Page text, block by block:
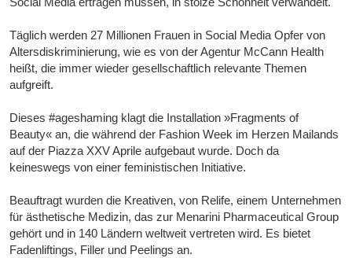
Täglich werden 27 Millionen Frauen in Social Media Opfer von
Altersdiskriminierung, wie es von der Agentur McCann Health
heißt, die immer wieder gesellschaftlich relevante Themen
aufgreift.
Dieses #ageshaming klagt die Installation »Fragments of
Beauty« an, die während der Fashion Week im Herzen Mailands
auf der Piazza XXV Aprile aufgebaut wurde. Doch da
keineswegs von einer feministischen Initiative.
Beauftragt wurden die Kreativen, von Relife, einem Unternehmen
für ästhetische Medizin, das zur Menarini Pharmaceutical Group
gehört und in 140 Ländern weltweit vertreten wird. Es bietet
Fadenliftings, Filler und Peelings an.